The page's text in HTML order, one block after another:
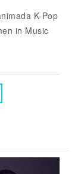
K-Pop
in Music